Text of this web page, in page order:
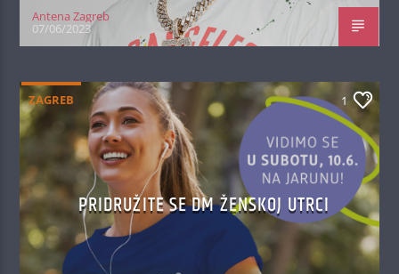
Antena Zagreb
07/06/2023
ZAGREB 1
PRIDRUŽITE SE DM ŽENSKOJ UTRCI